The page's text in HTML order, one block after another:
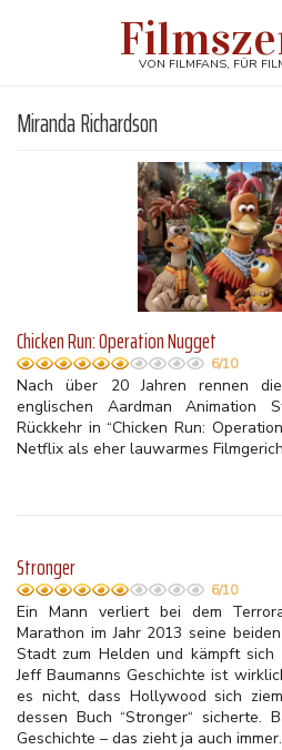
VON FILMFANS, FÜR
Miranda Richardson
Chicken Run: Operation Nugget
6/10
Nach über 20 Jahren rennen
englischen Aardman Animation
Rückkehr in “Chicken Run:
Netflix als eher lauwarmes
Stronger
6/10
Ein Mann verliert bei dem
Marathon im Jahr 2013 seine
Stadt zum Helden und kämpft sich
Jeff Baumanns Geschichte ist
es nicht, dass Hollywood sich
dessen Buch “Stronger“ sicherte.
Geschichte – das zieht ja auch immer.